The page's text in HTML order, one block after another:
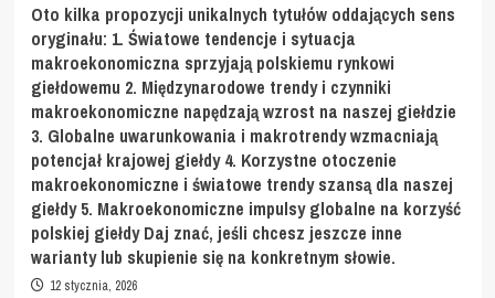
Oto kilka propozycji unikalnych tytułów oddających sens
oryginału: 1. Światowe tendencje i sytuacja
makroekonomiczna sprzyjają polskiemu rynkowi
giełdowemu 2. Międzynarodowe trendy i czynniki
makroekonomiczne napędzają wzrost na naszej giełdzie
3. Globalne uwarunkowania i makrotrendy wzmacniają
potencjał krajowej giełdy 4. Korzystne otoczenie
makroekonomiczne i światowe trendy szansą dla naszej
giełdy 5. Makroekonomiczne impulsy globalne na korzyść
polskiej giełdy Daj znać, jeśli chcesz jeszcze inne
warianty lub skupienie się na konkretnym słowie.
12 stycznia, 2026